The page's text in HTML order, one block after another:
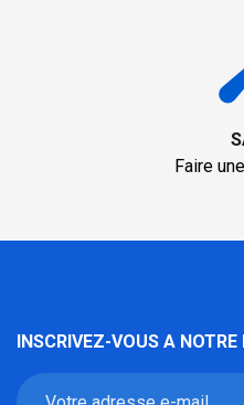
Faire
INSCRIVEZ-VOUS A NOTRE